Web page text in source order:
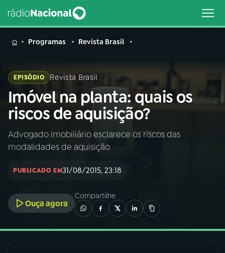
MENU
Buscar
na
Rádio
Nacional
Buscar
AO VIVO
Programas Revista Brasil
EPISÓDIO Revista Brasil
Imóvel na planta: quais os
riscos de aquisição?
Advogado imobiliário esclarece os riscos das
modalidades de aquisição
PUBLICADO EM31/08/2015, 23:18
Ouça agora
Compartilhe